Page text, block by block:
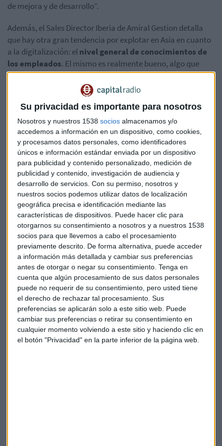
Su privacidad es importante para nosotros
Nosotros y nuestros 1538 socios almacenamos y/o
accedemos a información en un dispositivo, como cookies,
y procesamos datos personales, como identificadores
únicos e información estándar enviada por un dispositivo
para publicidad y contenido personalizado, medición de
publicidad y contenido, investigación de audiencia y
desarrollo de servicios. Con su permiso, nosotros y
nuestros socios podemos utilizar datos de localización
geográfica precisa e identificación mediante las
características de dispositivos. Puede hacer clic para
otorgarnos su consentimiento a nosotros y a nuestros 1538
socios para que llevemos a cabo el procesamiento
previamente descrito. De forma alternativa, puede acceder
a información más detallada y cambiar sus preferencias
antes de otorgar o negar su consentimiento. Tenga en
cuenta que algún procesamiento de sus datos personales
puede no requerir de su consentimiento, pero usted tiene
el derecho de rechazar tal procesamiento. Sus
preferencias se aplicarán solo a este sitio web. Puede
cambiar sus preferencias o retirar su consentimiento en
cualquier momento volviendo a este sitio y haciendo clic en
el botón "Privacidad" en la parte inferior de la página web.
de mejora y de desarrollo”.
Además, el Sales Director Iberia de Amiral Gestion detalla
que hay otra gran tendencia por explotar en Asia en cuanto
a la digitalización: elnivel general de conocimientos de
los empleados. El mismo es realmente bueno, algo que
aumenta la capacidad de exportación.
Lo más importante, es que ese gran nivel de conocimientos
técnicos “permitirá llevar a cabo un desarrollo muchomás
saludable y más sostenibleque la fabricación de
productos a bajo coste, que es de lo que viven a día de hoy
esos países”.
Hay muchas mentes brillantes en países como la India,
Vietnam, Tailandia… Y eso hará que “el crecimiento futuro
en Asia se base enaportar un valor añadido a la sociedad
a través de sistemas o productos digitales”.
La canalización de las tendencias
asiáticas
Amiral Gestion dispone de dos fondos que invierten a nivel
global en Asia, elSextant Autour du Monde, que es un
fondo de renta variable global flexible y elSextant Grand
Large,un fondo mixto flexible global que Borja identifica
como “el buque insignia de Amiral Gestion”.
La compañía busca identificar ideas con unpotencial de
revalorizaciónsuficiente a precios que ofrezcan un margen